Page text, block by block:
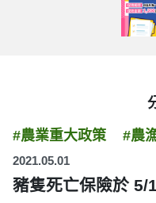
#農業重大政策 #農
2021.05.01
豬隻死亡保險於 5/